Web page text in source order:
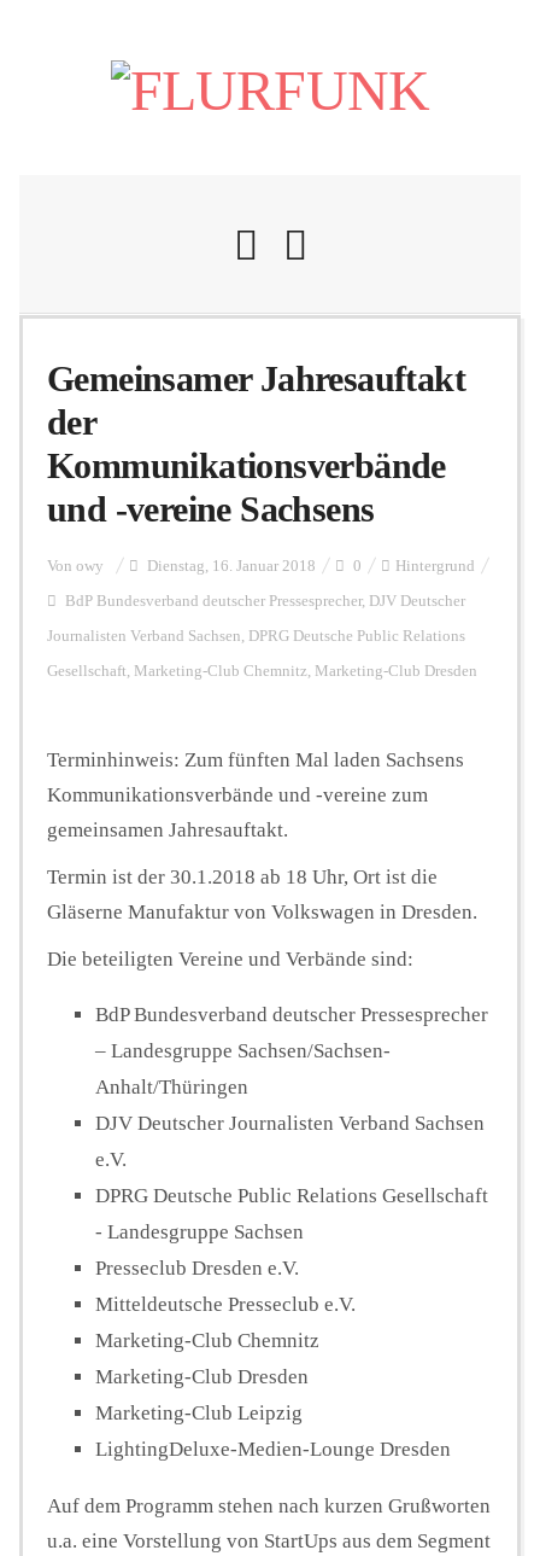
Nachrichten
Flurschelte
Personalien
Hintergrund
Podcast
Seminare
Unterstützen
Gemeinsamer Jahresauftakt
der
Kommunikationsverbände
und -vereine Sachsens
Von owy Dienstag, 16. Januar 2018 0 Hintergrund
BdP Bundesverband deutscher Pressesprecher, DJV Deutscher
Journalisten Verband Sachsen, DPRG Deutsche Public Relations
Gesellschaft, Marketing-Club Chemnitz, Marketing-Club Dresden
Terminhinweis: Zum fünften Mal laden Sachsens
Kommunikationsverbände und -vereine zum
gemeinsamen Jahresauftakt.
Termin ist der 30.1.2018 ab 18 Uhr, Ort ist die
Gläserne Manufaktur von Volkswagen in Dresden.
Die beteiligten Vereine und Verbände sind:
BdP Bundesverband deutscher Pressesprecher
– Landesgruppe Sachsen/Sachsen-
Anhalt/Thüringen
DJV Deutscher Journalisten Verband Sachsen
e.V.
DPRG Deutsche Public Relations Gesellschaft
- Landesgruppe Sachsen
Presseclub Dresden e.V.
Mitteldeutsche Presseclub e.V.
Marketing-Club Chemnitz
Marketing-Club Dresden
Marketing-Club Leipzig
LightingDeluxe-Medien-Lounge Dresden
Auf dem Programm stehen nach kurzen Grußworten
u.a. eine Vorstellung von StartUps aus dem Segment